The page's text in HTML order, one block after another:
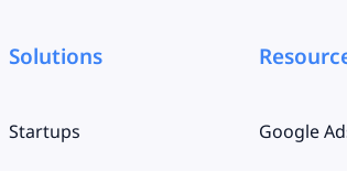
Solutions
Startups Google